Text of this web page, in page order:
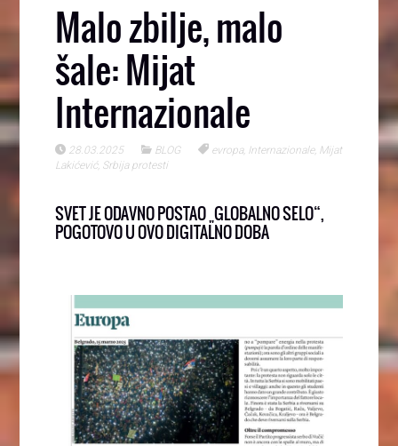
Malo zbilje, malo
šale: Mijat
Internazionale
28.03.2025 BLOG evropa, Internazionale, Mijat
Lakićević, Srbija protesti
SVET JE ODAVNO POSTAO „GLOBALNO SELO“,
POGOTOVO U OVO DIGITALNO DOBA